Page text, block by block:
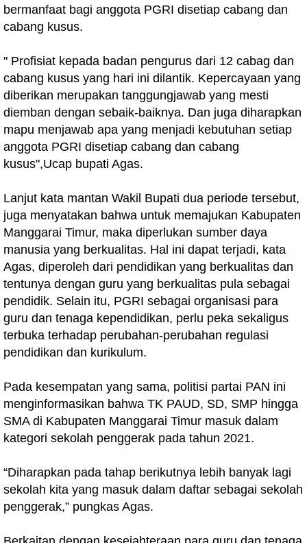
bermanfaat bagi anggota PGRI disetiap cabang dan
cabang kusus.
" Profisiat kepada badan pengurus dari 12 cabag dan
cabang kusus yang hari ini dilantik. Kepercayaan yang
diberikan merupakan tanggungjawab yang mesti
diemban dengan sebaik-baiknya. Dan juga diharapkan
mapu menjawab apa yang menjadi kebutuhan setiap
anggota PGRI disetiap cabang dan cabang
kusus",Ucap bupati Agas.
Lanjut kata mantan Wakil Bupati dua periode tersebut,
juga menyatakan bahwa untuk memajukan Kabupaten
Manggarai Timur, maka diperlukan sumber daya
manusia yang berkualitas. Hal ini dapat terjadi, kata
Agas, diperoleh dari pendidikan yang berkualitas dan
tentunya dengan guru yang berkualitas pula sebagai
pendidik. Selain itu, PGRI sebagai organisasi para
guru dan tenaga kependidikan, perlu peka sekaligus
terbuka terhadap perubahan-perubahan regulasi
pendidikan dan kurikulum.
Pada kesempatan yang sama, politisi partai PAN ini
menginformasikan bahwa TK PAUD, SD, SMP hingga
SMA di Kabupaten Manggarai Timur masuk dalam
kategori sekolah penggerak pada tahun 2021.
“Diharapkan pada tahap berikutnya lebih banyak lagi
sekolah kita yang masuk dalam daftar sebagai sekolah
penggerak,” pungkas Agas.